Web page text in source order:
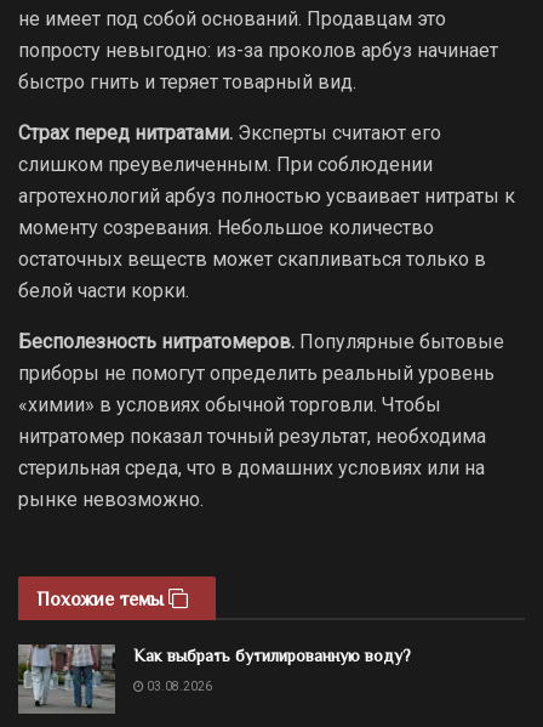
не имеет под собой оснований. Продавцам это
попросту невыгодно: из-за проколов арбуз начинает
быстро гнить и теряет товарный вид.
Страх перед нитратами. Эксперты считают его
слишком преувеличенным. При соблюдении
агротехнологий арбуз полностью усваивает нитраты к
моменту созревания. Небольшое количество
остаточных веществ может скапливаться только в
белой части корки.
Бесполезность нитратомеров. Популярные бытовые
приборы не помогут определить реальный уровень
«химии» в условиях обычной торговли. Чтобы
нитратомер показал точный результат, необходима
стерильная среда, что в домашних условиях или на
рынке невозможно.
Похожие темы
Как выбрать бутилированную воду?
03.08.2026